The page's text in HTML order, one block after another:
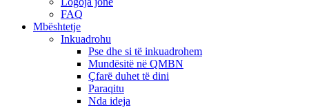
FAQ
Mbështetje
Inkuadrohu
Pse dhe si të inkuadrohem
Mundësitë në QMBN
Çfarë duhet të dini
Paraqitu
Nda ideja